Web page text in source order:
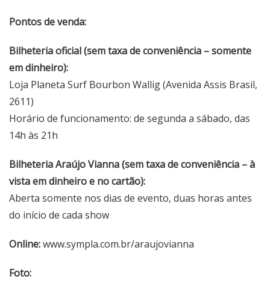
Pontos de venda:
Bilheteria oficial (sem taxa de conveniência – somente
em dinheiro):
Loja Planeta Surf Bourbon Wallig (Avenida Assis Brasil,
2611)
Horário de funcionamento: de segunda a sábado, das
14h às 21h
Bilheteria Araújo Vianna (sem taxa de conveniência – à
vista em dinheiro e no cartão):
Aberta somente nos dias de evento, duas horas antes
do início de cada show
Online:www.sympla.com.br/araujovianna
Foto: